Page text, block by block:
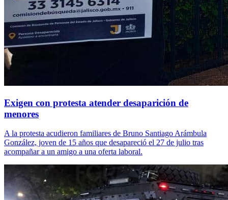
Exigen con protesta atender desaparición de
menores
A la protesta acudieron familiares de Bruno Santiago Arámbula
González, joven de 15 años que desapareció el 27 de julio tras
acompañar a un amigo a una oferta laboral.